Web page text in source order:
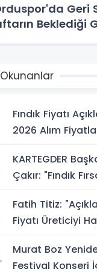
Geri
Beklediği
Fındık Fiyatı
2026 Alım
KARTEGDER
Çakır: "Fındık
Fatih Titiz:
Fiyatı Üreticiyi
Murat Boz
Festival Konseri